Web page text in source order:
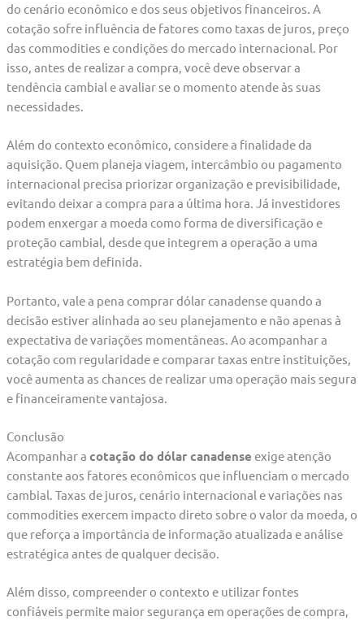
do cenário econômico e dos seus objetivos financeiros. A
cotação sofre influência de fatores como taxas de juros, preço
das commodities e condições do mercado internacional. Por
isso, antes de realizar a compra, você deve observar a
tendência cambial e avaliar se o momento atende às suas
necessidades.
Além do contexto econômico, considere a finalidade da
aquisição. Quem planeja viagem, intercâmbio ou pagamento
internacional precisa priorizar organização e previsibilidade,
evitando deixar a compra para a última hora. Já investidores
podem enxergar a moeda como forma de diversificação e
proteção cambial, desde que integrem a operação a uma
estratégia bem definida.
Portanto, vale a pena comprar dólar canadense quando a
decisão estiver alinhada ao seu planejamento e não apenas à
expectativa de variações momentâneas. Ao acompanhar a
cotação com regularidade e comparar taxas entre instituições,
você aumenta as chances de realizar uma operação mais segura
e financeiramente vantajosa.
Conclusão
Acompanhar a cotação do dólar canadense exige atenção
constante aos fatores econômicos que influenciam o mercado
cambial. Taxas de juros, cenário internacional e variações nas
commodities exercem impacto direto sobre o valor da moeda, o
que reforça a importância de informação atualizada e análise
estratégica antes de qualquer decisão.
Além disso, compreender o contexto e utilizar fontes
confiáveis permite maior segurança em operações de compra,